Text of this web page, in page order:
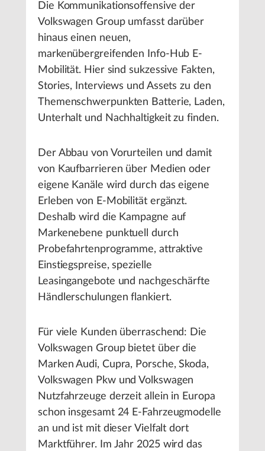
Die Kommunikationsoffensive der
Volkswagen Group umfasst darüber
hinaus einen neuen,
markenübergreifenden Info-Hub E-
Mobilität. Hier sind sukzessive Fakten,
Stories, Interviews und Assets zu den
Themenschwerpunkten Batterie, Laden,
Unterhalt und Nachhaltigkeit zu finden.
Der Abbau von Vorurteilen und damit
von Kaufbarrieren über Medien oder
eigene Kanäle wird durch das eigene
Erleben von E-Mobilität ergänzt.
Deshalb wird die Kampagne auf
Markenebene punktuell durch
Probefahrtenprogramme, attraktive
Einstiegspreise, spezielle
Leasingangebote und nachgeschärfte
Händlerschulungen flankiert.
Für viele Kunden überraschend: Die
Volkswagen Group bietet über die
Marken Audi, Cupra, Porsche, Skoda,
Volkswagen Pkw und Volkswagen
Nutzfahrzeuge derzeit allein in Europa
schon insgesamt 24 E-Fahrzeugmodelle
an und ist mit dieser Vielfalt dort
Marktführer. Im Jahr 2025 wird das